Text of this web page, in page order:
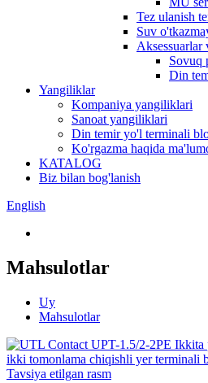
Tez ulanish
Suv
Aksessuarlar
Sovuq
Din
Yangiliklar
Kompaniya yangiliklari
Sanoat yangiliklari
Din temir yo'l terminali
Ko'rgazma haqida
KATALOG
Biz bilan bog'lanish
English
Mahsulotlar
Uy
Mahsulotlar